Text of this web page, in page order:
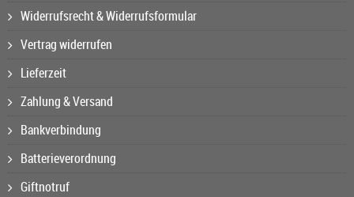
Widerrufsrecht & Widerrufsformular
Vertrag widerrufen
Lieferzeit
Zahlung & Versand
Bankverbindung
Batterieverordnung
Giftnotruf